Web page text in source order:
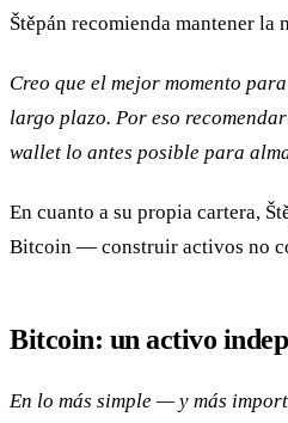
Štěpán recomienda mantener
Creo que el mejor momento
largo plazo. Por eso
wallet lo antes posible para
En cuanto a su propia cartera,
Bitcoin — construir activos no
Bitcoin: un activo
En lo más simple — y más